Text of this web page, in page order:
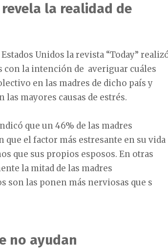
la realidad de
Unidos la revista “Today”
con la intención de averiguar cuáles
en las madres de dicho país y
mayores causas de estrés.
que un 46% de las madres
que el factor más estresante en su vida
que sus propios esposos. En otras
la mitad de las madres
son las ponen más nerviosas que s
no ayudan